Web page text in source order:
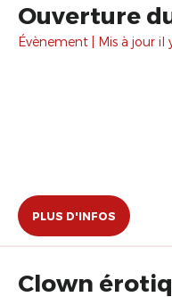
Ouverture
Évènement | Mis à jour il
PLUS D'INFOS
Clown